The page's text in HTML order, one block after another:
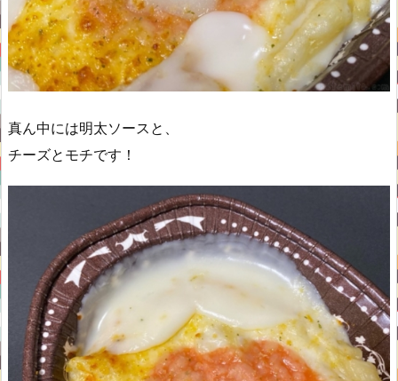
真ん中には明太ソースと、
チーズとモチです！